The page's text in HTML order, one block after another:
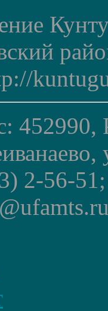
452990,
2-56-